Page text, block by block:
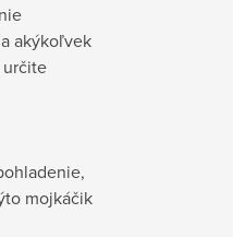
akýkoľvek
mojkáčik